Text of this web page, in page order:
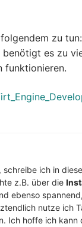
zu
es zu
funktionieren.
ich in
z.B. über die
ebenso
nutze ich
Ich hoffe ich